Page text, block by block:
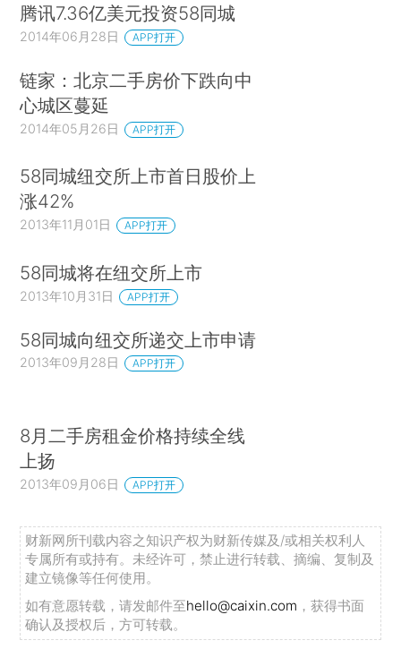
腾讯7.36亿美元投资58同城
2014年06月28日 APP打开
链家：北京二手房价下跌向中
心城区蔓延
2014年05月26日 APP打开
58同城纽交所上市首日股价上
涨42%
2013年11月01日 APP打开
58同城将在纽交所上市
2013年10月31日 APP打开
58同城向纽交所递交上市申请
2013年09月28日 APP打开
8月二手房租金价格持续全线
上扬
2013年09月06日 APP打开
财新网所刊载内容之知识产权为财新传媒及/或相关权利人
专属所有或持有。未经许可，禁止进行转载、摘编、复制及
建立镜像等任何使用。
如有意愿转载，请发邮件至hello@caixin.com ，获得书面
确认及授权后，方可转载。